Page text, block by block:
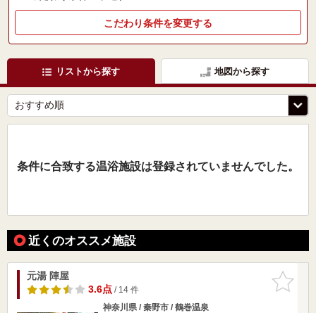
こだわり条件を変更する
リストから探す 地図から探す
条件に合致する温浴施設は登録されていませんでした。
近くのオススメ施設
お気に入
りに追加
元湯 陣屋
3.6点/ 14 件
神奈川県 / 秦野市 / 鶴巻温泉